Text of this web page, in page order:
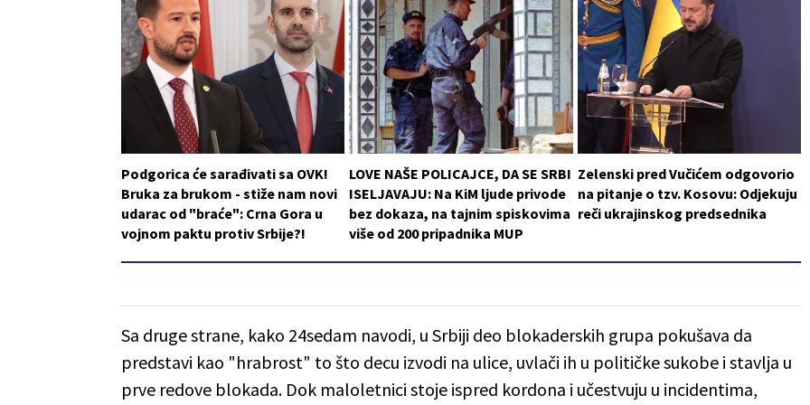
Podgorica će sarađivati sa OVK!
Bruka za brukom - stiže nam novi
udarac od "braće": Crna Gora u
vojnom paktu protiv Srbije?!
LOVE NAŠE POLICAJCE, DA SE SRBI
ISELJAVAJU: Na KiM ljude privode
bez dokaza, na tajnim spiskovima
više od 200 pripadnika MUP
Zelenski pred Vučićem odgovorio
na pitanje o tzv. Kosovu: Odjekuju
reči ukrajinskog predsednika
Sa druge strane, kako 24sedam navodi, u Srbiji deo blokaderskih grupa pokušava da
predstavi kao "hrabrost" to što decu izvodi na ulice, uvlači ih u političke sukobe i stavlja u
prve redove blokada. Dok maloletnici stoje ispred kordona i učestvuju u incidentima,